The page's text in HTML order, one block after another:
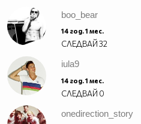
boo_bear
14 год. 1 мес.
СЛЕДВАЙ32
iula9
14 год. 1 мес.
СЛЕДВАЙ 0
onedirection_story